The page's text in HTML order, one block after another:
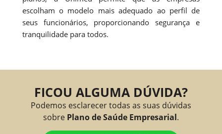
escolham o modelo mais adequado ao perfil de
seus funcionários, proporcionando segurança e
tranquilidade para todos.
FICOU ALGUMA DÚVIDA?
Podemos esclarecer todas as suas dúvidas
sobre Plano de Saúde Empresarial.